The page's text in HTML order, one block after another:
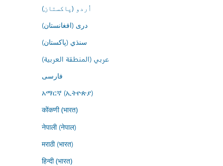
اُردو (پاکستان)
درى (افغانستان)
سنڌي (پاکستان)
عربي (المنطقة العربية)
فارسى
አማርኛ (ኢትዮጵያ)
कोंकणी (भारत)
नेपाली (नेपाल)
मराठी (भारत)
हिन्दी (भारत)